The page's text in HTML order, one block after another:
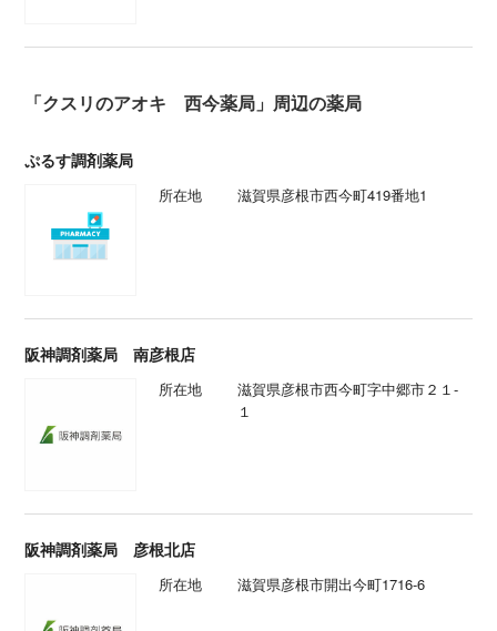
「クスリのアオキ 西今薬局」周辺の薬局
ぷるす調剤薬局
所在地 滋賀県彦根市西今町419番地1
阪神調剤薬局 南彦根店
所在地
滋賀県彦根市西今町字中郷市２１-
１
阪神調剤薬局 彦根北店
所在地 滋賀県彦根市開出今町1716-6